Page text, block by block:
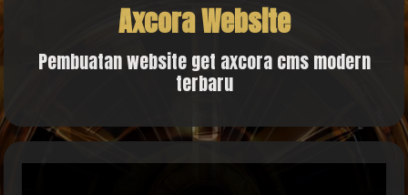
Axcora Website
Pembuatan website get axcora cms modern
terbaru